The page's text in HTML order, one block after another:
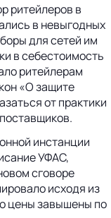
ритейлеров в
в невыгодных
для сетей им
в себестоимость
ритейлерам
«О защите
от практики
инстанции
УФАС,
сговоре
исходя из
цены завышены по